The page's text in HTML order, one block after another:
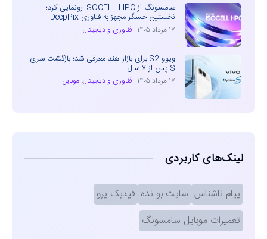
سامسونگ از ISOCELL HPC رونمایی کرد؛
نخستین حسگر مجهز به فناوری DeepPix
۱۷ مرداد ۱۴۰۵ فناوری و دیجیتال
ویوو S2 برای بازار هند معرفی شد؛ بازگشت سری
S پس از ۷ سال
۱۷ مرداد ۱۴۰۵ فناوری و دیجیتال، موبایل
لینک‌های کاربردی
پیام ناشناس سایت بو نده فیدبک پرو
تعمیرات موبایل سامسونگ